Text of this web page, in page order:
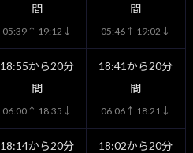
間
05:39↑ 19:12↓
間
05:46↑ 19:02↓
18:55から20分
間
06:00↑ 18:35↓
18:41から20分
間
06:06↑ 18:21↓
18:14から20分
18:02から20分